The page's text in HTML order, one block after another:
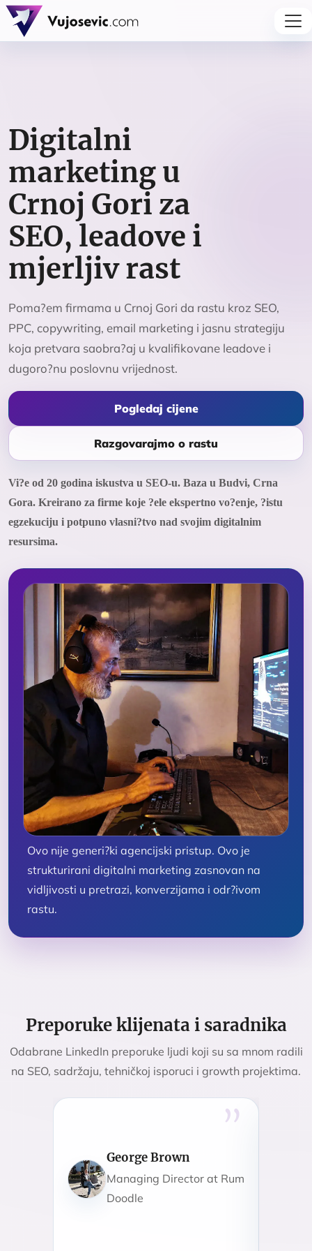
Digitalni
marketing u
Crnoj Gori za
SEO, leadove i
mjerljiv rast
Poma?em firmama u Crnoj Gori da rastu kroz SEO,
PPC, copywriting, email marketing i jasnu strategiju
koja pretvara saobra?aj u kvalifikovane leadove i
dugoro?nu poslovnu vrijednost.
Pogledaj cijene
Razgovarajmo o rastu
Vi?e od 20 godina iskustva u SEO-u. Baza u Budvi, Crna
Gora. Kreirano za firme koje ?ele ekspertno vo?enje, ?istu
egzekuciju i potpuno vlasni?tvo nad svojim digitalnim
resursima.
Ovo nije generi?ki agencijski pristup. Ovo je
strukturirani digitalni marketing zasnovan na
vidljivosti u pretrazi, konverzijama i odr?ivom
rastu.
Preporuke klijenata i saradnika
Odabrane LinkedIn preporuke ljudi koji su sa mnom radili
na SEO, sadržaju, tehničkoj isporuci i growth projektima.
Web Developer,
Information Architect,
Entreprenerd